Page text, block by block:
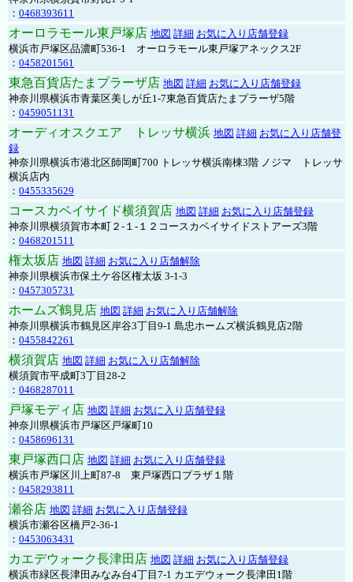
： 0468393611
オーロラモール東戸塚店 地図 詳細 お気に入り店舗登録
横浜市戸塚区品濃町536-1 オーロラモール東戸塚アネックス2F
： 0458201561
東急百貨店たまプラーザ店 地図 詳細 お気に入り店舗登録
神奈川県横浜市青葉区美しが丘1-7東急百貨店たまプラーザ5階
： 0459051131
オーディオスクエア トレッサ横浜 地図 詳細 お気に入り店舗登
録
神奈川県横浜市港北区師岡町700 トレッサ横浜南棟3階 ノジマ トレッサ
横浜店内
： 0455335629
コースカベイサイド横須賀店 地図 詳細 お気に入り店舗登録
神奈川県横須賀市本町２-１-１２コースカベイサイドストアーズ3階
： 0468201511
権太坂店 地図 詳細 お気に入り店舗解除
神奈川県横浜市保土ケ谷区権太坂 3-1-3
： 0457305731
ホームズ鶴見店 地図 詳細 お気に入り店舗解除
神奈川県横浜市鶴見区岸谷3丁目9-1 島忠ホームズ横浜鶴見店2階
： 0455842261
横須賀店 地図 詳細 お気に入り店舗解除
横須賀市平成町3丁目28-2
： 0468287011
戸塚モディ店 地図 詳細 お気に入り店舗登録
神奈川県横浜市戸塚区戸塚町10
： 0458696131
東戸塚西口店 地図 詳細 お気に入り店舗登録
横浜市戸塚区川上町87-8 東戸塚西口プラザ１階
： 0458293811
瀬谷店 地図 詳細 お気に入り店舗登録
横浜市瀬谷区橋戸2-36-1
： 0453063431
カエデウォーク長津田店 地図 詳細 お気に入り店舗登録
横浜市緑区長津田みなみ台4丁目7-1 カエデウォーク長津田1階